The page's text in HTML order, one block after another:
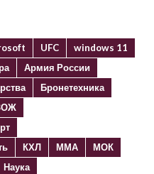
UFC
windows 11
Армия России
Бронетехника
КХЛ ММА
МОК
Наука